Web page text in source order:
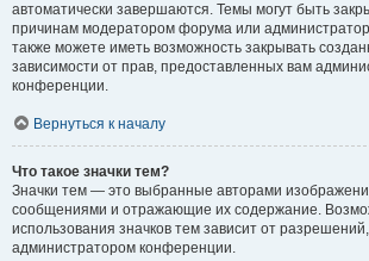
автоматически завершаются. Темы могут быть
причинам модератором форума или
также можете иметь возможность закрывать
зависимости от прав, предоставленных вам
конференции.
Вернуться к началу
Что такое значки тем?
Значки тем — это выбранные авторами
сообщениями и отражающие их содержание.
использования значков тем зависит от
администратором конференции.